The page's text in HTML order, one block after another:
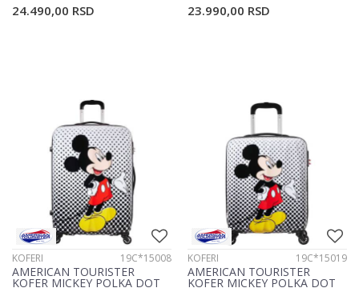
24.490,00 RSD 23.990,00 RSD
KOFERI 19C*15008
AMERICAN TOURISTER
KOFER MICKEY POLKA DOT
KOFERI 19C*15019
AMERICAN TOURISTER
KOFER MICKEY POLKA DOT